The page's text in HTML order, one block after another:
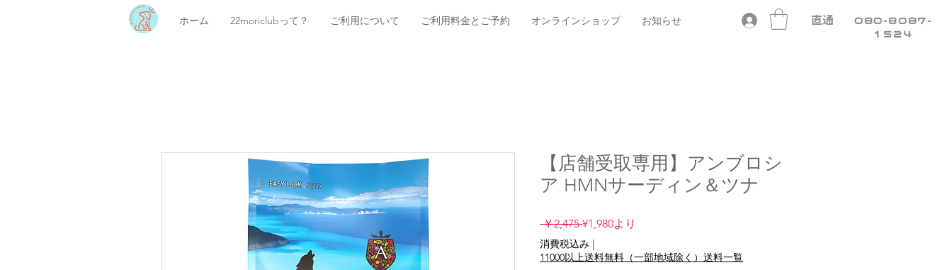
ホーム 22moriclubって？ ご利用について ご利用料金とご予約 オンラインショップ お知らせ 直通
080-8087-
1524
【店舗受取専用】アンブロシ
ア HMNサーディン＆ツナ
￥2,475 通
常
価
¥1,980より
ル
消費税込み |
11000以上送料無料（一部地域除く）送料一覧